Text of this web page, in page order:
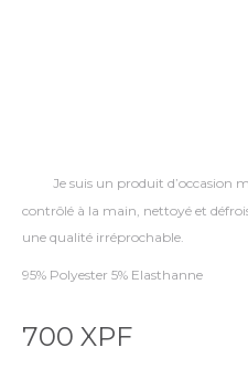
Je suis un produit d’occasion
contrôlé à la main, nettoyé et
une qualité irréprochable.
95% Polyester 5% Elasthanne
700 XPF